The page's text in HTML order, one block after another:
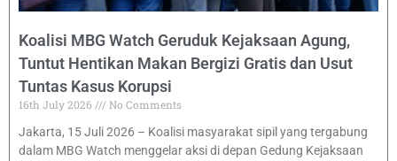
Koalisi MBG Watch Geruduk Kejaksaan Agung,
Tuntut Hentikan Makan Bergizi Gratis dan Usut
Tuntas Kasus Korupsi
16th July 2026
No Comments
Jakarta, 15 Juli 2026 – Koalisi masyarakat sipil yang tergabung
dalam MBG Watch menggelar aksi di depan Gedung Kejaksaan